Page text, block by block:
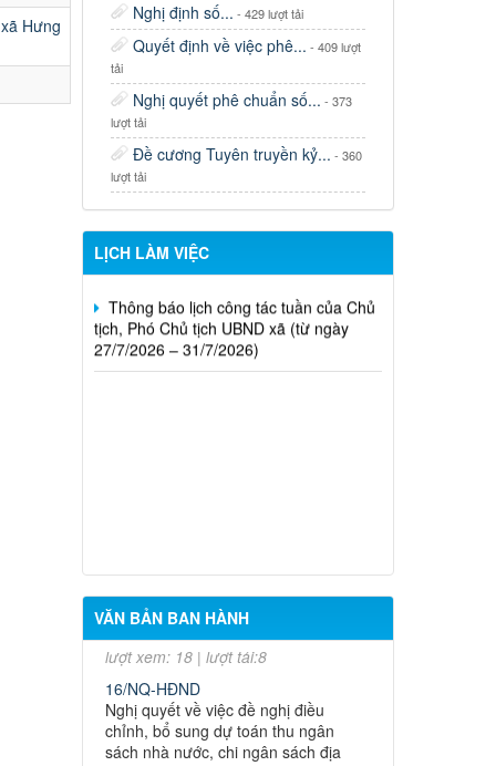
Hưng
Nghị định số... - 429 lượt tải
Quyết định về việc phê... - 409 lượt
tải
Nghị quyết phê chuẩn số... - 373
lượt tải
Đề cương Tuyên truyền kỷ... - 360
lượt tải
LỊCH LÀM VIỆC
Thông báo lịch tiếp công dân của Chủ
tịch UBND xã tháng 08/2026
Lịch tiếp công dân định kỳ tháng 8
năm 2026 của Bí thư Đảng ủy xã
Thông báo lịch công tác tuần của Chủ
03/8/2026 – 07/8/2026)
tịch, Phó Chủ tịch UBND xã (từ ngày
27/7/2026 – 31/7/2026)
VĂN BẢN BAN HÀNH
Thời gian đăng: 31/07/2026
lượt xem: 18 | lượt tải:8
16/NQ-HĐND
Nghị quyết về việc đề nghị điều
chỉnh, bổ sung dự toán thu ngân
sách nhà nước, chi ngân sách địa
phương đợt 1 năm 2026 trên địa bàn
xã